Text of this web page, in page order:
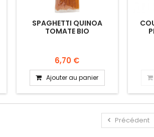
SPAGHETTI QUINOA
TOMATE BIO
6,70 €
Ajouter au panier
Précédent